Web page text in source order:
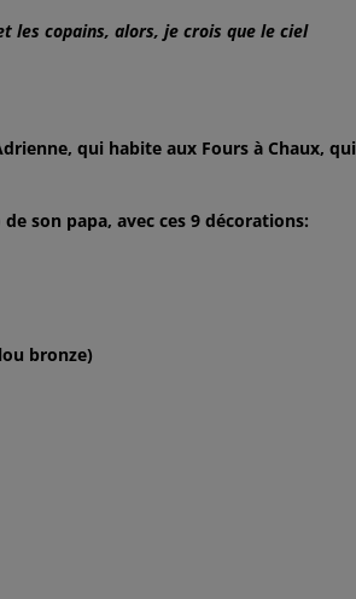
les copains, alors, je crois que le ciel
qui habite aux Fours à Chaux, qui
son papa, avec ces 9 décorations:
bronze)